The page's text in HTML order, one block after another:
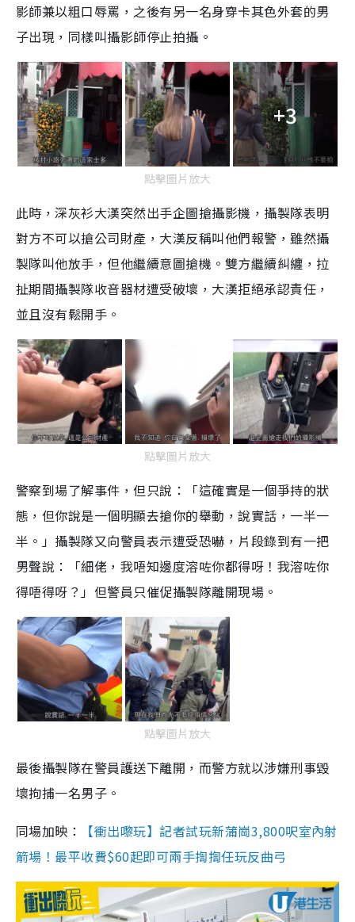
影師兼以粗口辱罵，之後有另一名身穿卡其色外套的男
子出現，同樣叫攝影師停止拍攝。
+3
點擊圖片放大
此時，深灰衫大漢突然出手企圖搶攝影機，攝製隊表明
對方不可以搶公司財產，大漢反稱叫他們報警，雖然攝
製隊叫他放手，但他繼續意圖搶機。雙方繼續糾纏，拉
扯期間攝製隊收音器材遭受破壞，大漢拒絕承認責任，
並且沒有鬆開手。
點擊圖片放大
警察到場了解事件，但只說：「這確實是一個爭持的狀
態，但你說是一個明顯去搶你的舉動，說實話，一半一
半。」攝製隊又向警員表示遭受恐嚇，片段錄到有一把
男聲說：「細佬，我唔知邊度溶咗你都得呀！我溶咗你
得唔得呀？」但警員只催促攝製隊離開現場。
點擊圖片放大
最後攝製隊在警員護送下離開，而警方就以涉嫌刑事毀
壞拘捕一名男子。
同場加映：
【衝出嚟玩】記者試玩新蒲崗3,800呎室內射
箭場！最平收費$60起即可兩手揈揈任玩反曲弓